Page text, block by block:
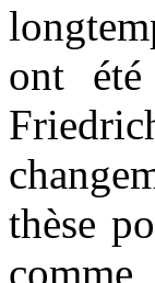
ont été
thèse